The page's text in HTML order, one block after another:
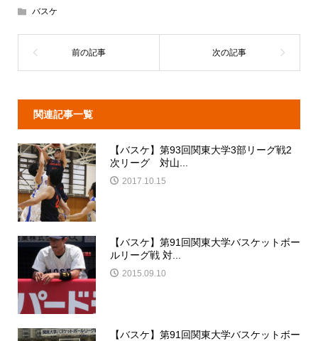
バスケ
関連記事一覧
【バスケ】第93回関東大学3部リーグ戦2
次リーグ 対山...
2017.10.15
【バスケ】第91回関東大学バスケットボー
ルリーグ戦 対...
2015.09.10
【バスケ】第91回関東大学バスケットボー